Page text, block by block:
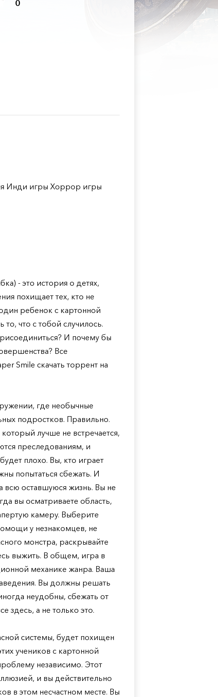
0
Инди игры Хоррор игры
- это история о детях,
похищает тех, кто не
ребенок с картонной
что с тобой случилось.
И почему бы
Все
Smile скачать торрент на
где необычные
подростков. Правильно.
лучше не встречается,
преследованиям, и
плохо. Вы, кто играет
попытаться сбежать. И
всю оставшуюся жизнь. Вы не
вы осматриваете область,
камеру. Выберите
у незнакомцев, не
монстра, раскрывайте
выжить. В общем, игра в
механике жанра. Ваша
Вы должны решать
неудобны, сбежать от
здесь, а не только это.
системы, будет похищен
учеников с картонной
независимо. Этот
и вы действительно
в этом несчастном месте. Вы